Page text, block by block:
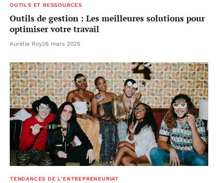
OUTILS ET RESSOURCES
Outils de gestion : Les meilleures solutions pour
optimiser votre travail
Aurélie Roy26 mars 2025
TENDANCES DE L'ENTREPRENEURIAT